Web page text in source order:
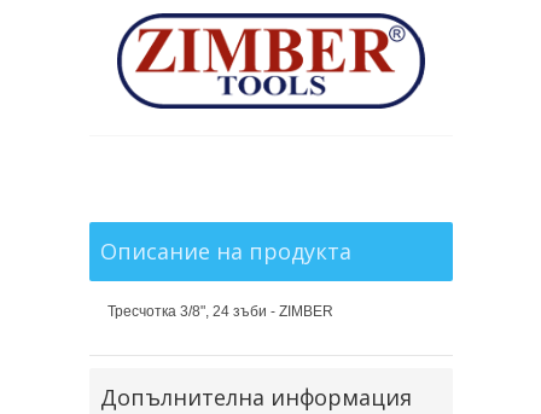
Описание на продукта
Тресчотка 3/8", 24 зъби - ZIMBER
Допълнителна информация